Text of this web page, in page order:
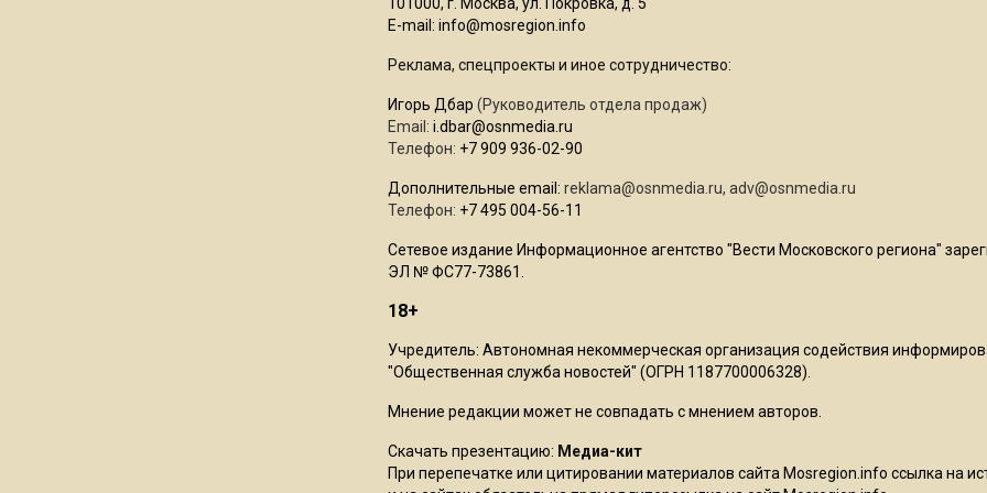
E-mail: info@mosregion.info
Реклама, спецпроекты и иное сотрудничество:
Игорь Дбар (Руководитель отдела продаж)
Email: i.dbar@osnmedia.ru
Телефон: +7 909 936-02-90
Дополнительные email: reklama@osnmedia.ru, adv@osnmedia.ru
Телефон: +7 495 004-56-11
Сетевое издание Информационное агентство "Вести Московского региона"
ЭЛ № ФС77-73861.
18+
Учредитель: Автономная некоммерческая организация содействия
"Общественная служба новостей" (ОГРН 1187700006328).
Мнение редакции может не совпадать с мнением авторов.
Скачать презентацию: Медиа-кит
При перепечатке или цитировании материалов сайта Mosregion.info ссылка на